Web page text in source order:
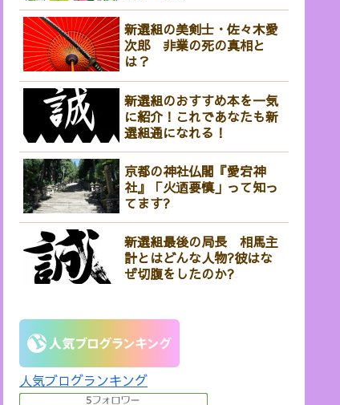
新選組の美剣士・佐々木愛
次郎 非業の死の真相と
は？
新選組のおすすめ本を一気
に紹介！これであなたも新
選組通になれる！
京都の神社仏閣『愛宕神
社』「火迺要慎」って知っ
てます?
新選組最後の局長 相馬主
計とはどんな人物?彼はな
ぜ切腹をしたのか?
人気ブログランキング